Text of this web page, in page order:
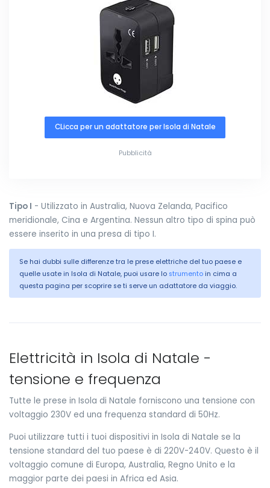
CLicca per un adattatore per Isola di Natale
Pubblicità
Tipo I - Utilizzato in Australia, Nuova Zelanda, Pacifico
meridionale, Cina e Argentina. Nessun altro tipo di spina può
essere inserito in una presa di tipo I.
Se hai dubbi sulle differenze tra le prese elettriche del tuo paese e
quelle usate in Isola di Natale, puoi usare lo strumento in cima a
questa pagina per scoprire se ti serve un adattatore da viaggio.
Elettricità in Isola di Natale -
tensione e frequenza
Tutte le prese in Isola di Natale forniscono una tensione con
voltaggio 230V ed una frequenza standard di 50Hz.
Puoi utilizzare tutti i tuoi dispositivi in Isola di Natale se la
tensione standard del tuo paese è di 220V-240V. Questo è il
voltaggio comune di Europa, Australia, Regno Unito e la
maggior parte dei paesi in Africa ed Asia.